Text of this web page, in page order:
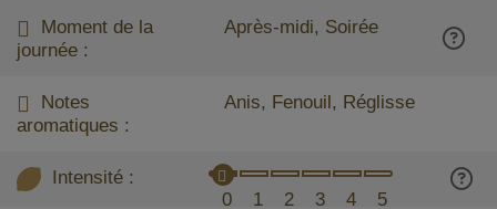
Moment de la
journée :
Après-midi, Soirée
Notes
aromatiques :
Anis, Fenouil, Réglisse
Intensité :
0
1 2 3 4 5